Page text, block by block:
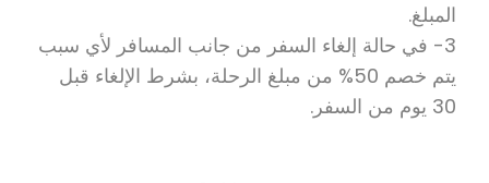
المبلغ.
3- في حالة إلغاء السفر من جانب المسافر لأي سبب
يتم خصم 50% من مبلغ الرحلة، بشرط الإلغاء قبل
30 يوم من السفر.